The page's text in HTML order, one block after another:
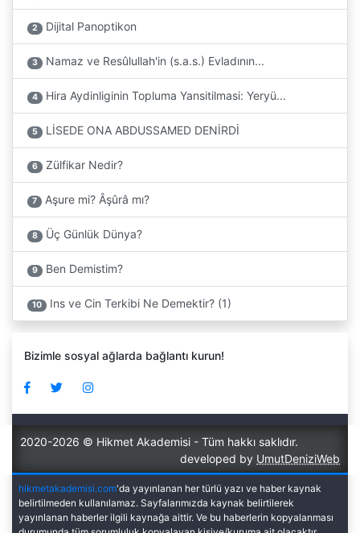
2 Dijital Panoptikon
3 Namaz ve Resûlullah'in (s.a.s.) Evladının...
4 Hira Aydinliginin Topluma Yansitilmasi: Yeryü...
5 LİSEDE ONA ABDUSSAMED DENİRDİ
6 Zülfikar Nedir?
7 Aşure mi? Âşûrâ mı?
8 Üç Günlük Dünya?
9 Ben Demistim?
10 Ins ve Cin Terkibi Ne Demektir? (1)
Bizimle sosyal ağlarda bağlantı kurun!
2020-2026 © Hikmet Akademisi - Tüm hakkı saklıdır.
developed by UmutDeniziWeb
hikmetakademisi.com'da yayınlanan her türlü yazı ve haber kaynak
belirtilmeden kullanılamaz. Sayfalarımızda kaynak belirtilerek
yayınlanan haberler ilgili kaynağa aittir. Ve bu haberlerin kopyalanması